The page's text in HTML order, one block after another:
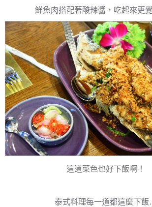
鮮魚肉搭配著酸辣醬，吃起來更
這道菜色也好下飯啊！
泰式料理每一道都這麼下